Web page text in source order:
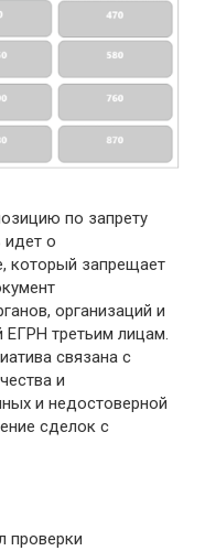
по запрету
идет о
который запрещает
организаций и
ЕГРН третьим лицам.
связана с
и
и недостоверной
сделок с
проверки